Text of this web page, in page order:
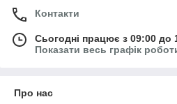
Контакти
Сьогодні працює з 09:00 до
Показати весь графік
Про нас